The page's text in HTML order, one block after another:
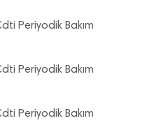
Periyodik Bakım
Periyodik Bakım
Periyodik Bakım